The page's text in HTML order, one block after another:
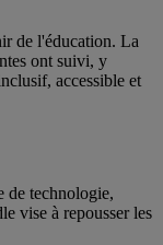
de l'éducation. La
ont suivi, y
accessible et
de technologie,
vise à repousser les